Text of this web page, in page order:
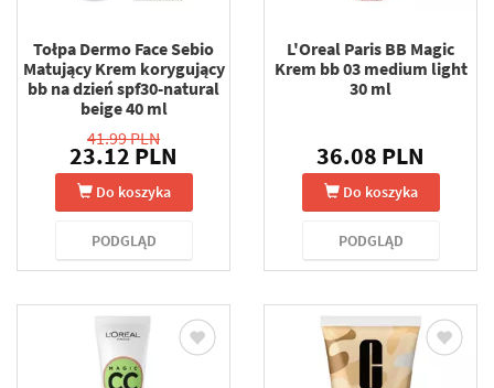
Tołpa Dermo Face Sebio
Matujący Krem korygujący
bb na dzień spf30-natural
beige 40 ml
41.99 PLN
23.12 PLN
Do koszyka
PODGLĄD
L'Oreal Paris BB Magic
Krem bb 03 medium light
30 ml
36.08 PLN
Do koszyka
PODGLĄD